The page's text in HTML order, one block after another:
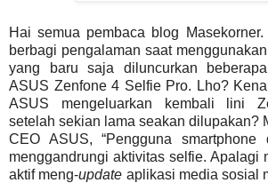
Hai semua pembaca blog
berbagi pengalaman saat
yang baru saja diluncurkan
ASUS Zenfone 4 Selfie Pro. Lho?
ASUS mengeluarkan kembali lini
setelah sekian lama seakan dilupakan?
CEO ASUS, “Pengguna
menggandrungi aktivitas selfie. Apalagi
aktif meng-update aplikasi media sosial